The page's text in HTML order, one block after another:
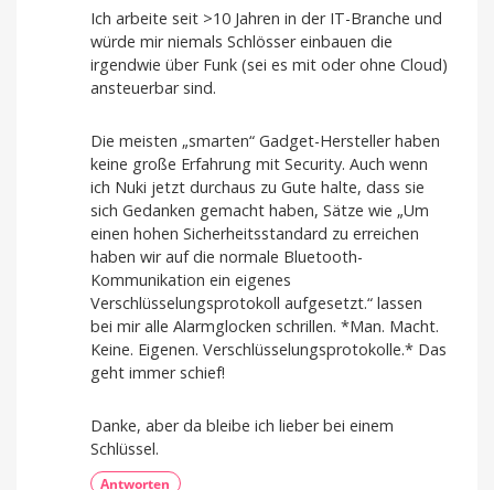
Ich arbeite seit >10 Jahren in der IT-Branche und
würde mir niemals Schlösser einbauen die
irgendwie über Funk (sei es mit oder ohne Cloud)
ansteuerbar sind.
Die meisten „smarten“ Gadget-Hersteller haben
keine große Erfahrung mit Security. Auch wenn
ich Nuki jetzt durchaus zu Gute halte, dass sie
sich Gedanken gemacht haben, Sätze wie „Um
einen hohen Sicherheitsstandard zu erreichen
haben wir auf die normale Bluetooth-
Kommunikation ein eigenes
Verschlüsselungsprotokoll aufgesetzt.​“ lassen
bei mir alle Alarmglocken schrillen. *Man. Macht.
Keine. Eigenen. Verschlüsselungsprotokolle.* Das
geht immer schief!
Danke, aber da bleibe ich lieber bei einem
Schlüssel.
Antworten